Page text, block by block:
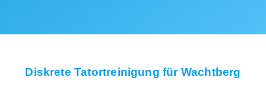
Diskrete Tatortreinigung für Wachtberg⁠